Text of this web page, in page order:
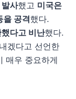
사했고 미국은
을 공격했다.
다고 비난했다.
겠다고 선언한
매우 중요하게